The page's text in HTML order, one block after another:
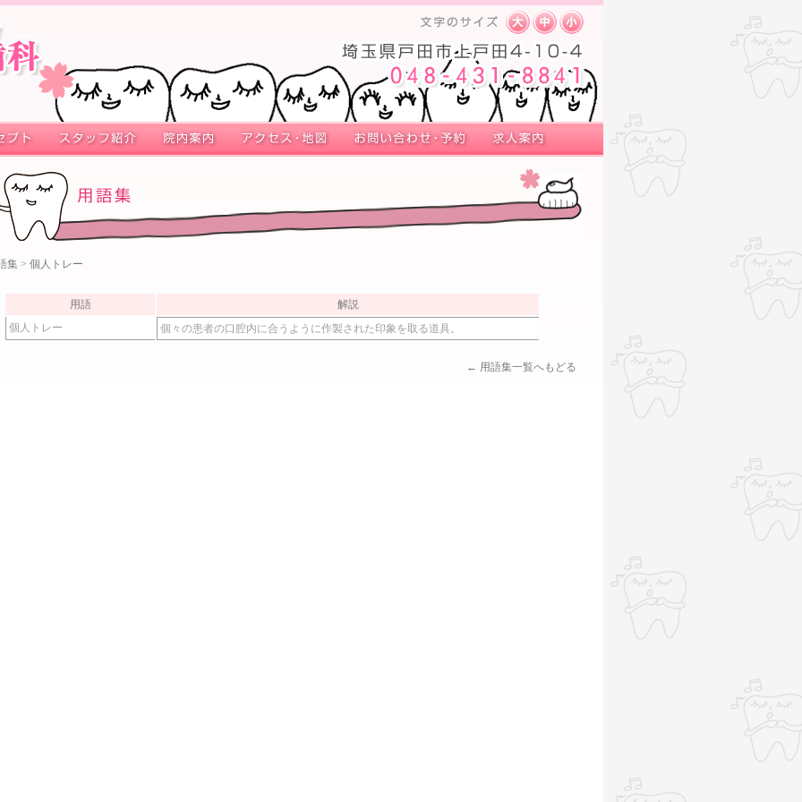
集 > 個人トレー
用語
解説
個人トレー
個々の患者の口腔内に合うように作製された印象を取る道具。
← 用語集一覧へもどる